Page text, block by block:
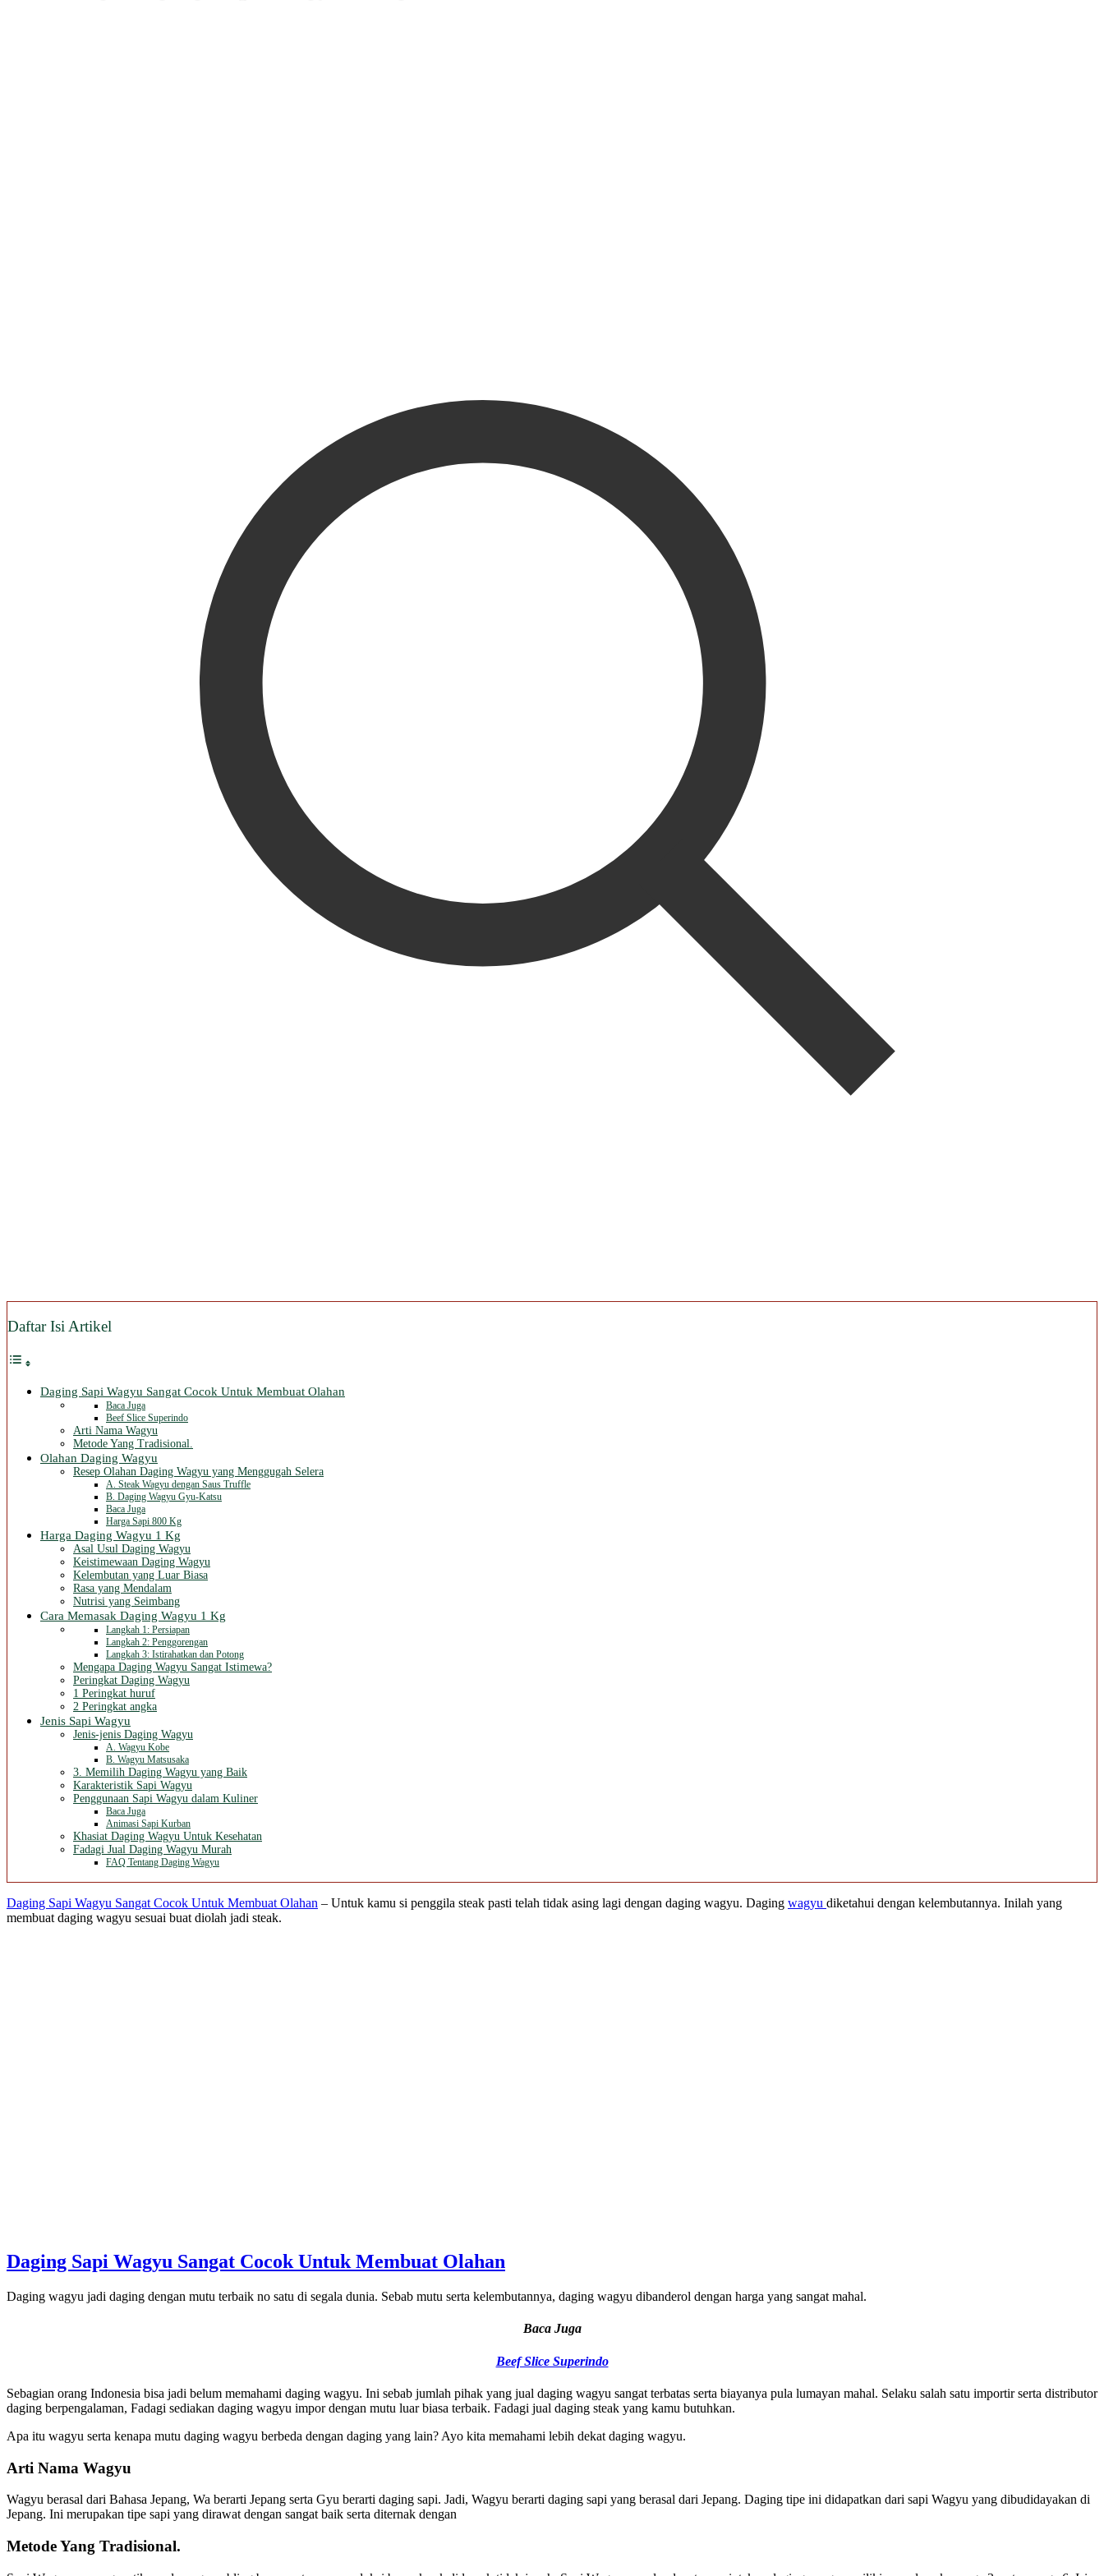
Daftar Isi Artikel
Daging Sapi Wagyu Sangat Cocok Untuk Membuat Olahan
Baca Juga
Beef Slice Superindo
Arti Nama Wagyu
Metode Yang Tradisional.
Olahan Daging Wagyu
Resep Olahan Daging Wagyu yang Menggugah Selera
A. Steak Wagyu dengan Saus Truffle
B. Daging Wagyu Gyu-Katsu
Baca Juga
Harga Sapi 800 Kg
Harga Daging Wagyu 1 Kg
Asal Usul Daging Wagyu
Keistimewaan Daging Wagyu
Kelembutan yang Luar Biasa
Rasa yang Mendalam
Nutrisi yang Seimbang
Cara Memasak Daging Wagyu 1 Kg
Langkah 1: Persiapan
Langkah 2: Penggorengan
Langkah 3: Istirahatkan dan Potong
Mengapa Daging Wagyu Sangat Istimewa?
Peringkat Daging Wagyu
1 Peringkat huruf
2 Peringkat angka
Jenis Sapi Wagyu
Jenis-jenis Daging Wagyu
A. Wagyu Kobe
B. Wagyu Matsusaka
3. Memilih Daging Wagyu yang Baik
Karakteristik Sapi Wagyu
Penggunaan Sapi Wagyu dalam Kuliner
Baca Juga
Animasi Sapi Kurban
Khasiat Daging Wagyu Untuk Kesehatan
Fadagi Jual Daging Wagyu Murah
FAQ Tentang Daging Wagyu
Daging Sapi Wagyu Sangat Cocok Untuk Membuat Olahan – Untuk kamu si penggila steak pasti telah tidak asing lagi dengan daging wagyu. Daging wagyu diketahui dengan kelembutannya. Inilah yang
membuat daging wagyu sesuai buat diolah jadi steak.
Daging Sapi Wagyu Sangat Cocok Untuk Membuat Olahan
Daging wagyu jadi daging dengan mutu terbaik no satu di segala dunia. Sebab mutu serta kelembutannya, daging wagyu dibanderol dengan harga yang sangat mahal.
Baca Juga
Beef Slice Superindo
Sebagian orang Indonesia bisa jadi belum memahami daging wagyu. Ini sebab jumlah pihak yang jual daging wagyu sangat terbatas serta biayanya pula lumayan mahal. Selaku salah satu importir serta distributor
daging berpengalaman, Fadagi sediakan daging wagyu impor dengan mutu luar biasa terbaik. Fadagi jual daging steak yang kamu butuhkan.
Apa itu wagyu serta kenapa mutu daging wagyu berbeda dengan daging yang lain? Ayo kita memahami lebih dekat daging wagyu.
Arti Nama Wagyu
Wagyu berasal dari Bahasa Jepang, Wa berarti Jepang serta Gyu berarti daging sapi. Jadi, Wagyu berarti daging sapi yang berasal dari Jepang. Daging tipe ini didapatkan dari sapi Wagyu yang dibudidayakan di
Jepang. Ini merupakan tipe sapi yang dirawat dengan sangat baik serta diternak dengan
Metode Yang Tradisional.